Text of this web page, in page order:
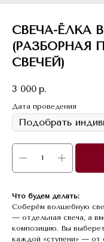
СВЕЧА-ЁЛКА
(РАЗБОРНАЯ
СВЕЧЕЙ)
3 000 р.
Дата проведения
Что будем делать:
Соберём волшебную
— отдельная свеча, а
композицию. Вы
каждой «ступени» — от